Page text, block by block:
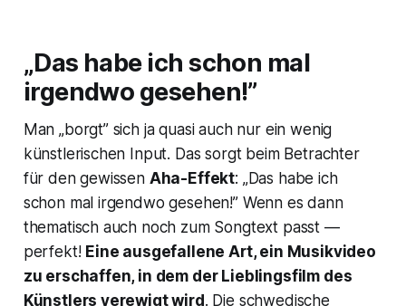
„Das habe ich schon mal
irgendwo gesehen!”
Man „borgt” sich ja quasi auch nur ein wenig
künstlerischen Input. Das sorgt beim Betrachter
für den gewissen Aha-Effekt: „Das habe ich
schon mal irgendwo gesehen!” Wenn es dann
thematisch auch noch zum Songtext passt —
perfekt! Eine ausgefallene Art, ein Musikvideo
zu erschaffen, in dem der Lieblingsfilm des
Künstlers verewigt wird . Die schwedische